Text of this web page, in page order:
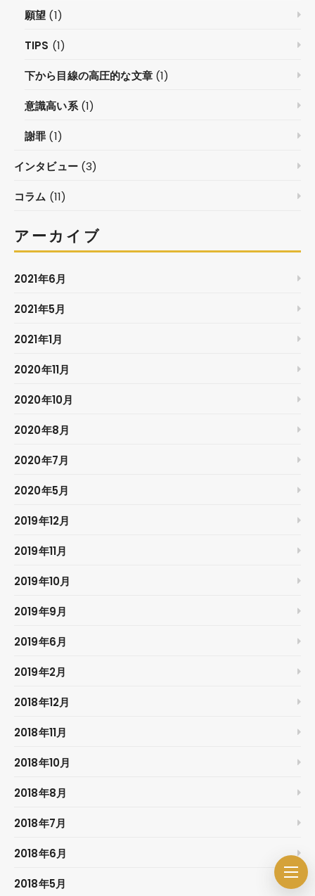
願望 (1)
TIPS (1)
下から目線の高圧的な文章(1)
意識高い系(1)
謝罪 (1)
インタビュー(3)
コラム (11)
アーカイブ
2021年6月
2021年5月
2021年1月
2020年11月
2020年10月
2020年8月
2020年7月
2020年5月
2019年12月
2019年11月
2019年10月
2019年9月
2019年6月
2019年2月
2018年12月
2018年11月
2018年10月
2018年8月
2018年7月
2018年6月
2018年5月